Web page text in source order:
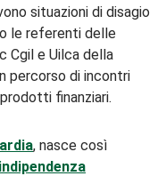
situazioni di disagio
le referenti delle
Cgil e Uilca della
percorso di incontri
finanziari.
, nasce così